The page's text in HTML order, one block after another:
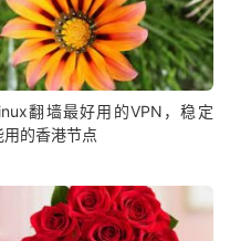
翻墙最好用的VPN，稳定
用的香港节点